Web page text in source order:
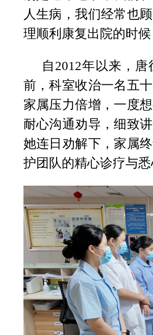
人生病，我们经常也
理顺利康复出院的时
自2012年以来，
前，科室收治一名五
家属压力倍增，一度
耐心沟通劝导，细致
她连日劝解下，家属
护团队的精心诊疗与